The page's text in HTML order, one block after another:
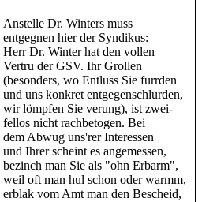
Anstelle Dr. Winters muss
entgegnen hier der Syndikus:
Herr Dr. Winter hat den vollen
Vertru der GSV. Ihr Grollen
(besonders, wo Entluss Sie furrden
und uns konkret entgegenschlurden,
wir lömpfen Sie verung), ist zwei-
fellos nicht rachbetogen. Bei
dem Abwug uns'rer Interessen
und Ihrer scheint es angemessen,
bezinch man Sie als "ohn Erbarm",
weil oft man hul schon oder warmm,
erblak vom Amt man den Bescheid,